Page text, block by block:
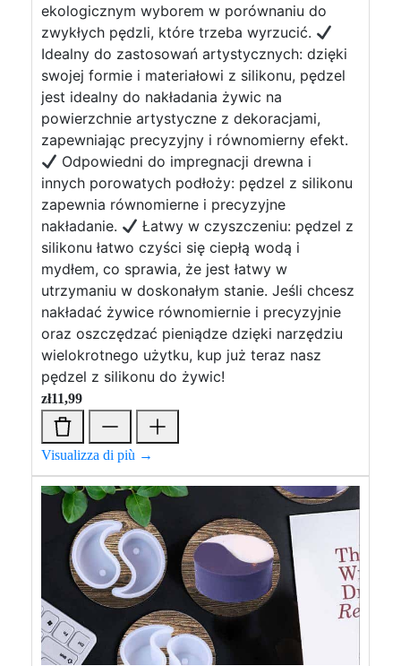
ekologicznym wyborem w porównaniu do
zwykłych pędzli, które trzeba wyrzucić.
Idealny do zastosowań artystycznych: dzięki
swojej formie i materiałowi z silikonu, pędzel
jest idealny do nakładania żywic na
powierzchnie artystyczne z dekoracjami,
zapewniając precyzyjny i równomierny efekt.
Odpowiedni do impregnacji drewna i
innych porowatych podłoży: pędzel z silikonu
zapewnia równomierne i precyzyjne
nakładanie.
Łatwy w czyszczeniu: pędzel z
silikonu łatwo czyści się ciepłą wodą i
mydłem, co sprawia, że jest łatwy w
utrzymaniu w doskonałym stanie. Jeśli chcesz
nakładać żywice równomiernie i precyzyjnie
oraz oszczędzać pieniądze dzięki narzędziu
wielokrotnego użytku, kup już teraz nasz
pędzel z silikonu do żywic!
zł11,99
Visualizza di più →